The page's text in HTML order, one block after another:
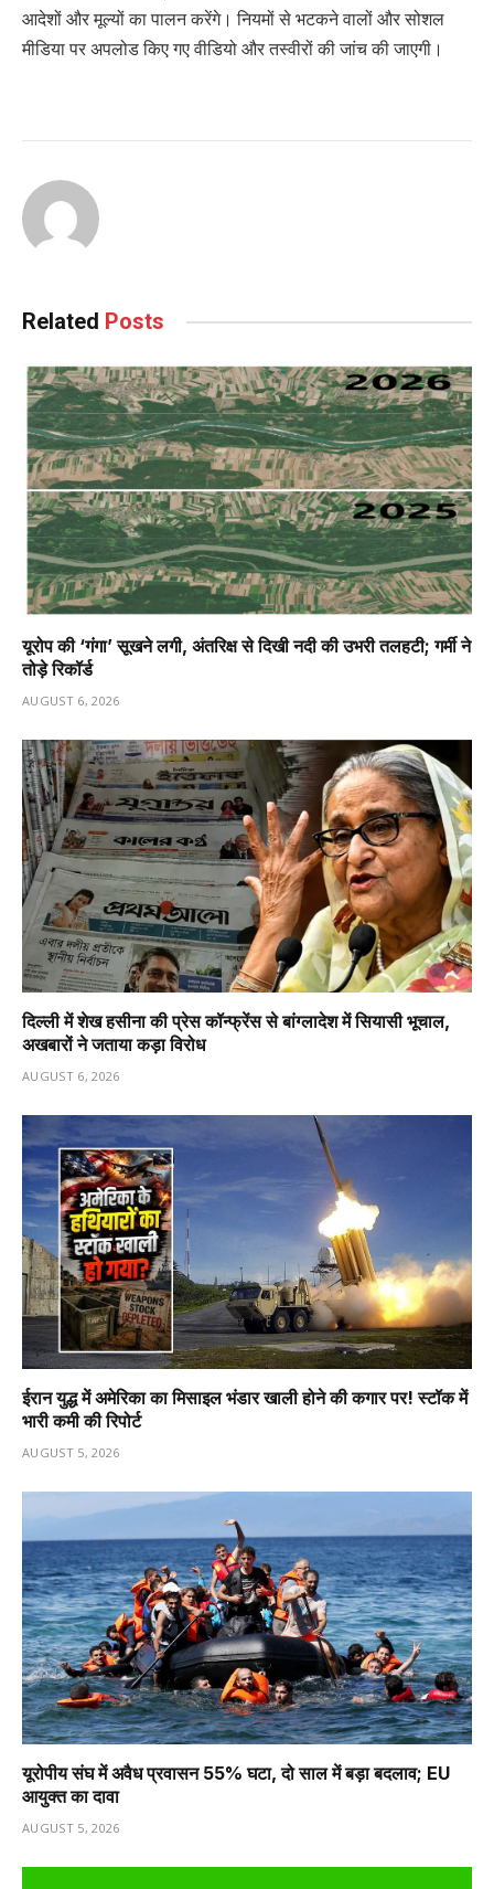
आदेशों और मूल्यों का पालन करेंगे। नियमों से भटकने वालों और सोशल
मीडिया पर अपलोड किए गए वीडियो और तस्वीरों की जांच की जाएगी।
Related Posts
यूरोप की ‘गंगा’ सूखने लगी, अंतरिक्ष से दिखी नदी की उभरी तलहटी; गर्मी ने
तोड़े रिकॉर्ड
AUGUST 6, 2026
दिल्ली में शेख हसीना की प्रेस कॉन्फ्रेंस से बांग्लादेश में सियासी भूचाल,
अखबारों ने जताया कड़ा विरोध
AUGUST 6, 2026
ईरान युद्ध में अमेरिका का मिसाइल भंडार खाली होने की कगार पर! स्टॉक में
भारी कमी की रिपोर्ट
AUGUST 5, 2026
यूरोपीय संघ में अवैध प्रवासन 55% घटा, दो साल में बड़ा बदलाव; EU
आयुक्त का दावा
AUGUST 5, 2026